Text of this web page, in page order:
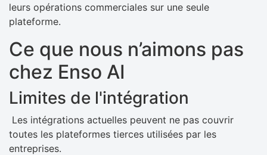
leurs opérations commerciales sur une seule
plateforme.
Ce que nous n’aimons pas
chez Enso AI
Limites de l'intégration
Les intégrations actuelles peuvent ne pas couvrir
toutes les plateformes tierces utilisées par les
entreprises.